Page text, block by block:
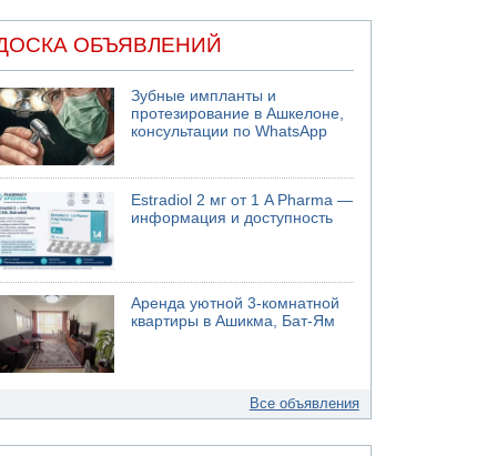
ОБЪЯВЛЕНИЙ
Зубные импланты и
протезирование в Ашкелоне,
консультации по WhatsApp
Estradiol 2 мг от 1 A Pharma —
информация и доступность
Аренда уютной 3-комнатной
квартиры в Ашикма, Бат-Ям
Все объявления